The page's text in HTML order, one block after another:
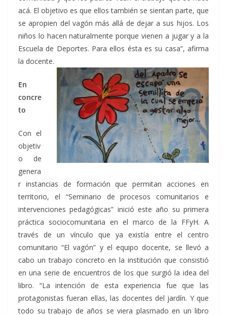
acá. El objetivo es que ellos también se sientan parte, que
se apropien del vagón más allá de dejar a sus hijos. Los
niños lo hacen naturalmente porque vienen a jugar y a la
Escuela de Deportes. Para ellos ésta es su casa”, afirma
la docente.
En
concre
to
Con el
objetiv
o de
genera
r instancias de formación que permitan acciones en
territorio, el “Seminario de procesos comunitarios e
intervenciones pedagógicas” inició este año su primera
práctica sociocomunitaria en el marco de la FFyH. A
través de un vínculo que ya existía entre el centro
comunitario “El vagón” y el equipo docente, se llevó a
cabo un trabajo concreto en la institución que consistió
en una serie de encuentros de los que surgió la idea del
libro. “La intención de esta experiencia fue que las
protagonistas fueran ellas, las docentes del jardín. Y que
todo su trabajo de años se viera plasmado en un libro